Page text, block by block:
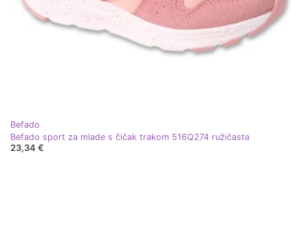
Befado
Befado sport za mlade s čičak trakom 516Q274 ružičasta
23,34 €